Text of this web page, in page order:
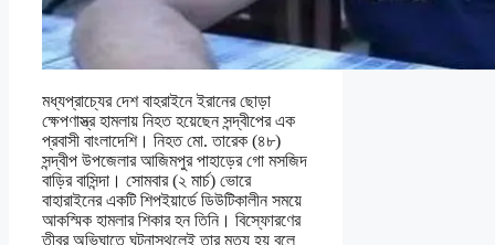
মধ্যপ্রাচ্যের দেশ বাহরাইনে ইরানের ছোড়া
ক্ষেপণাস্ত্র হামলায় নিহত হয়েছেন সন্দ্বীপের এক
প্রবাসী বাংলাদেশি। নিহত মো. তারেক (৪৮)
সন্দ্বীপ উপজেলার আজিমপুর পাহাড়ের গো মসজিদ
বাড়ির বাসিন্দা। সোমবার (২ মার্চ) ভোরে
বাহারাইনের একটি শিপইয়ার্ডে ডিউটিকালীন সময়ে
আকস্মিক হামলার শিকার হন তিনি। বিস্ফোরণের
তীব্র অভিঘাতে ঘটনাস্থলেই তার মৃত্যু হয় বলে